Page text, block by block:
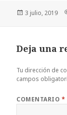
Publicado
3 julio, 2019
Deja una
Tu dirección de
campos
COMENTARIO *